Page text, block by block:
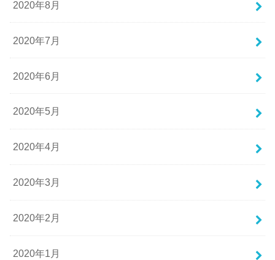
2020年8月
2020年7月
2020年6月
2020年5月
2020年4月
2020年3月
2020年2月
2020年1月